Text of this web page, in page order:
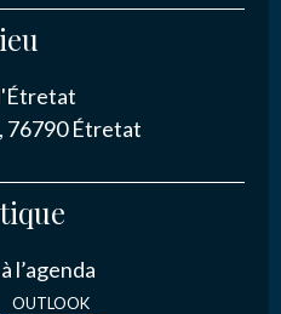
76790 Étretat
l’agenda
OUTLOOK
SPORTIVE GOLF